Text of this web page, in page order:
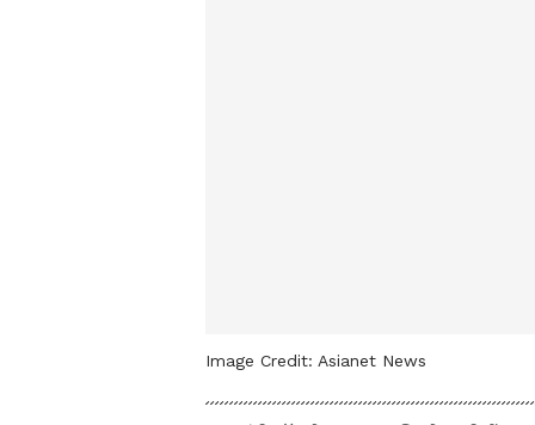
Image Credit: Asianet News